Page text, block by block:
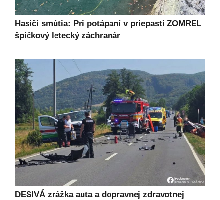
Hasiči smútia: Pri potápaní v priepasti ZOMREL
špičkový letecký záchranár
DESIVÁ zrážka auta a dopravnej zdravotnej